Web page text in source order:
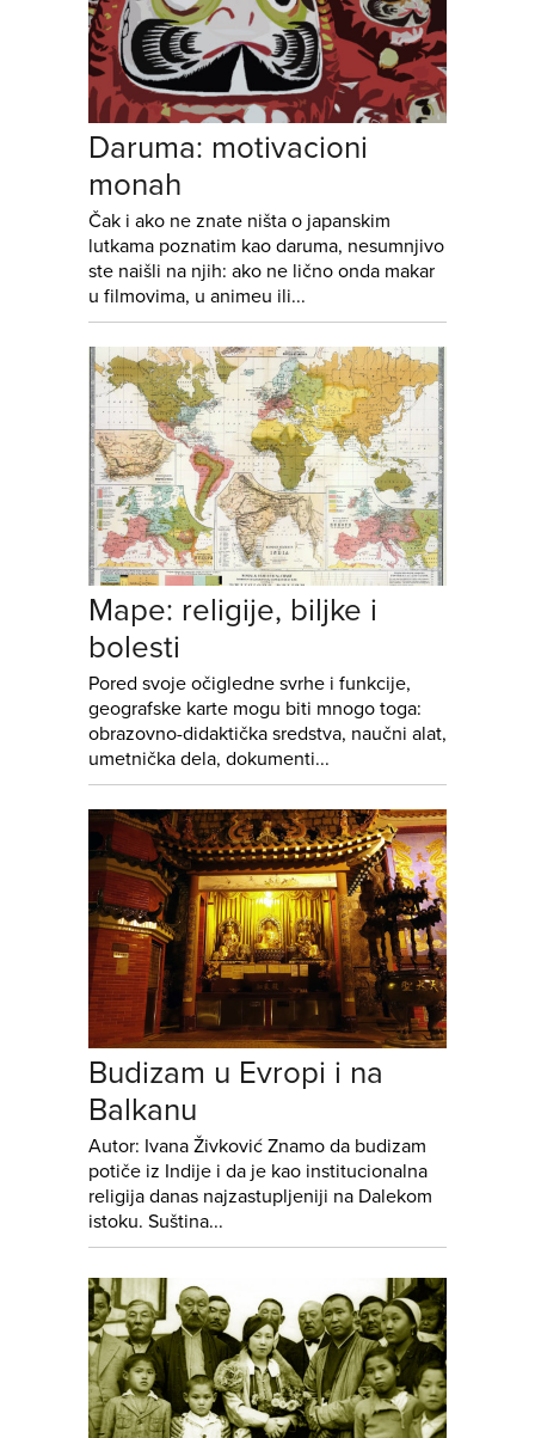
Daruma: motivacioni
monah
Čak i ako ne znate ništa o japanskim
lutkama poznatim kao daruma, nesumnjivo
ste naišli na njih: ako ne lično onda makar
u filmovima, u animeu ili...
Mape: religije, biljke i
bolesti
Pored svoje očigledne svrhe i funkcije,
geografske karte mogu biti mnogo toga:
obrazovno-didaktička sredstva, naučni alat,
umetnička dela, dokumenti...
Budizam u Evropi i na
Balkanu
Autor: Ivana Živković Znamo da budizam
potiče iz Indije i da je kao institucionalna
religija danas najzastupljeniji na Dalekom
istoku. Suština...